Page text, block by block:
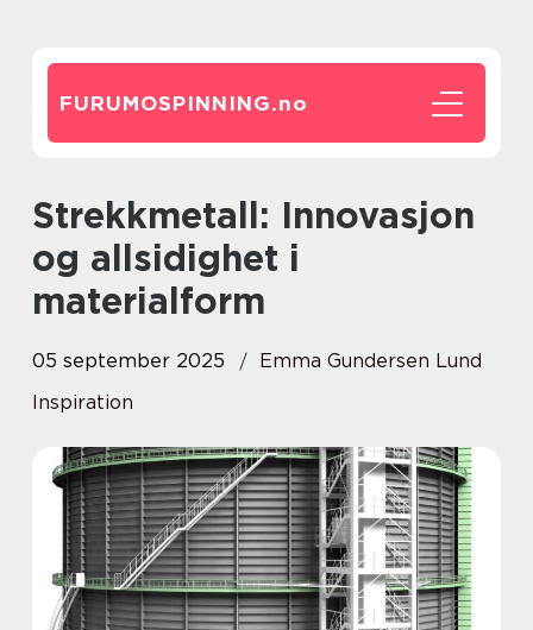
FURUMOSPINNING.no
Strekkmetall: Innovasjon
og allsidighet i
materialform
05 september 2025
Emma Gundersen Lund
Inspiration